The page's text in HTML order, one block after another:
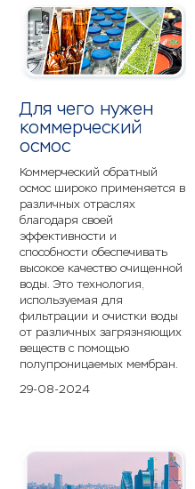
Для чего нужен
коммерческий
осмос
Коммерческий обратный
осмос широко применяется в
различных отраслях
благодаря своей
эффективности и
способности обеспечивать
высокое качество очищенной
воды. Это технология,
используемая для
фильтрации и очистки воды
от различных загрязняющих
веществ с помощью
полупроницаемых мембран.
29-08-2024